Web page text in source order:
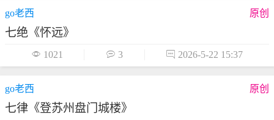
go老西 原创
七绝《怀远》
 1021  3  2026-5-22 15:37
go老西 原创
七律《登苏州盘门城楼》